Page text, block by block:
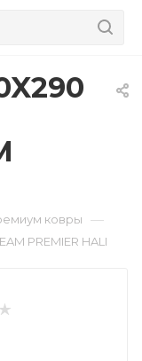
ковры —
PREMIER HALI